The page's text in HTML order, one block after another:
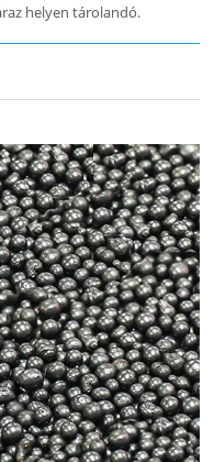
helyen tárolandó.